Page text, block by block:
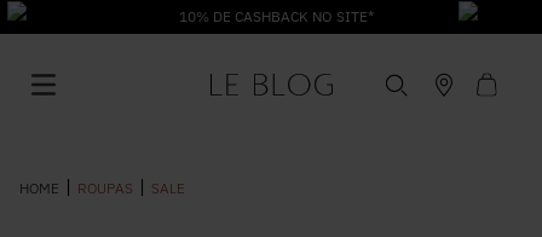
10% DE CASHBACK NO SITE*
ROUPAS SALE